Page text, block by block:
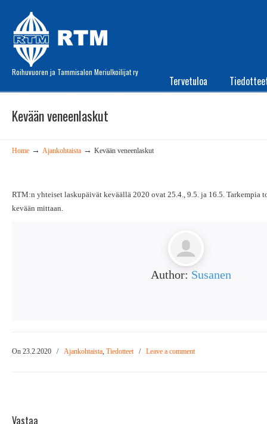
Roihuvuoren ja Tammisalon Meriulkoilijat ry
Tervetuloa
Kevään veneenlaskut
Home → Ajankohtaista → Kevään veneenlaskut
RTM:n yhteiset laskupäivät keväällä 2020 ovat 25.4., 9.5. ja 16.5. Tarkempia
kevään mittaan.
Author: Susanen
On 23.2.2020 / Ajankohtaista, Tiedotteet / Leave a comment
Vastaa